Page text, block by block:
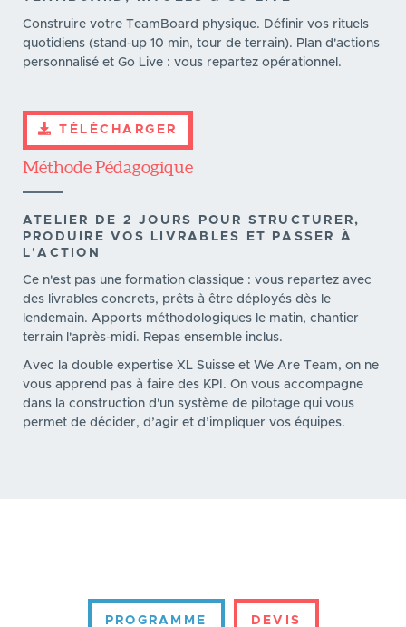
Construire votre TeamBoard physique. Définir vos rituels
quotidiens (stand-up 10 min, tour de terrain). Plan d'actions
personnalisé et Go Live : vous repartez opérationnel.
TÉLÉCHARGER
Méthode Pédagogique
ATELIER DE 2 JOURS POUR STRUCTURER,
PRODUIRE VOS LIVRABLES ET PASSER À
L'ACTION
Ce n'est pas une formation classique : vous repartez avec
des livrables concrets, prêts à être déployés dès le
lendemain. Apports méthodologiques le matin, chantier
terrain l'après-midi. Repas ensemble inclus.
Avec la double expertise XL Suisse et We Are Team, on ne
vous apprend pas à faire des KPI. On vous accompagne
dans la construction d'un système de pilotage qui vous
permet de décider, d’agir et d’impliquer vos équipes.
PROGRAMME DEVIS